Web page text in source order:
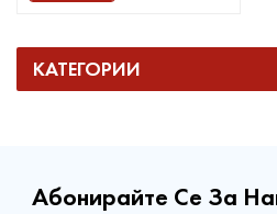
КАТЕГОРИИ
Абонирайте Се За